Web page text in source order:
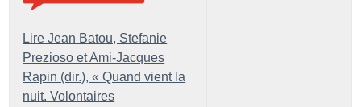
Lire Jean Batou, Stefanie
Prezioso et Ami-Jacques
Rapin (dir.), « Quand vient la
nuit. Volontaires